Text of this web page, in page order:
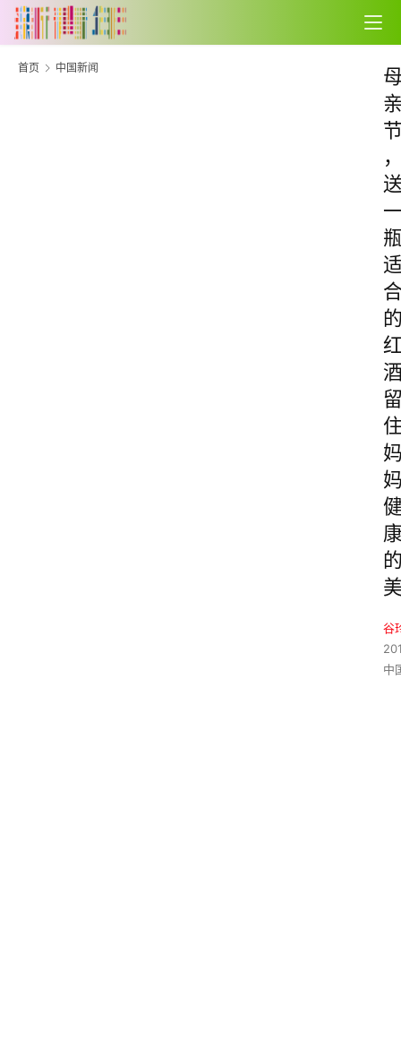
首页 中国新闻
谷
中